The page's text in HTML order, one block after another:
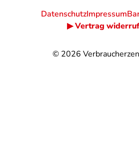
© 2026
DatenschutzImpressum
▶ Vertrag